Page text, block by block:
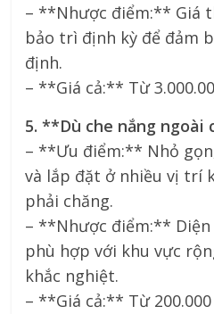
– **Nhược điểm:** Giá
bảo trì định kỳ để đảm
định.
– **Giá cả:** Từ
5. **Dù che nắng
– **Ưu điểm:** Nhỏ
và lắp đặt ở nhiều vị trí
phải chăng.
– **Nhược điểm:**
phù hợp với khu vực
khắc nghiệt.
– **Giá cả:** Từ 200.000